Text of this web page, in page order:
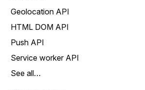
Geolocation API
HTML DOM API
Push API
Service worker API
See all…